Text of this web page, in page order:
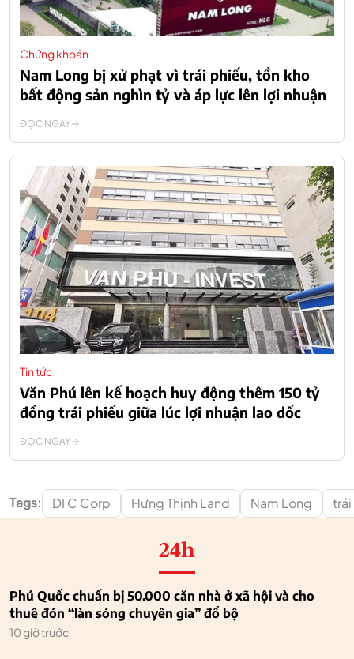
Chứng khoán
Nam Long bị xử phạt vì trái phiếu, tồn kho
bất động sản nghìn tỷ và áp lực lên lợi nhuận
ĐỌC NGAY
Tin tức
Văn Phú lên kế hoạch huy động thêm 150 tỷ
đồng trái phiếu giữa lúc lợi nhuận lao dốc
ĐỌC NGAY
Tags: DI C Corp Hưng Thịnh Land Nam Long
24h
Phú Quốc chuẩn bị 50.000 căn nhà ở xã hội và cho
thuê đón “làn sóng chuyên gia” đổ bộ
10 giờ trước